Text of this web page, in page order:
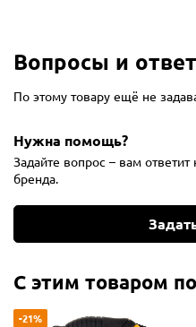
Вопросы и
По этому товару ещё не
Нужна помощь?
Задайте вопрос – вам
бренда.
С этим товаром
-21%